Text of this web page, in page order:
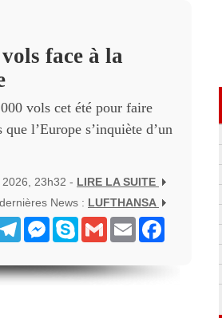
face à la
vols cet été pour faire
l’Europe s’inquiète d’un
23h32 - LIRE LA SUITE
News : LUFTHANSA
TelegramMessenger
Skype Gmail Email